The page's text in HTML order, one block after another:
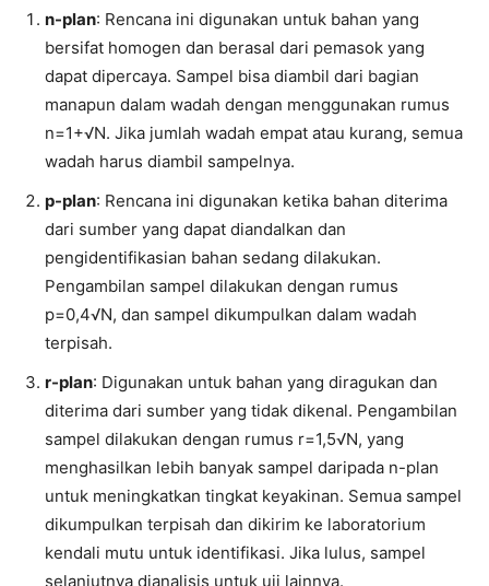
n-plan: Rencana ini digunakan untuk bahan yang
bersifat homogen dan berasal dari pemasok yang
dapat dipercaya. Sampel bisa diambil dari bagian
manapun dalam wadah dengan menggunakan rumus
n=1+√N. Jika jumlah wadah empat atau kurang, semua
wadah harus diambil sampelnya.
p-plan: Rencana ini digunakan ketika bahan diterima
dari sumber yang dapat diandalkan dan
pengidentifikasian bahan sedang dilakukan.
Pengambilan sampel dilakukan dengan rumus
p=0,4√N, dan sampel dikumpulkan dalam wadah
terpisah.
r-plan: Digunakan untuk bahan yang diragukan dan
diterima dari sumber yang tidak dikenal. Pengambilan
sampel dilakukan dengan rumus r=1,5√N, yang
menghasilkan lebih banyak sampel daripada n-plan
untuk meningkatkan tingkat keyakinan. Semua sampel
dikumpulkan terpisah dan dikirim ke laboratorium
kendali mutu untuk identifikasi. Jika lulus, sampel
selanjutnya dianalisis untuk uji lainnya.